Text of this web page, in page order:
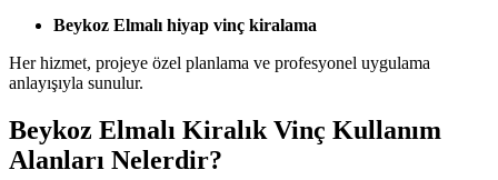
Beykoz Elmalı hiyap vinç kiralama
Her hizmet, projeye özel planlama ve profesyonel uygulama
anlayışıyla sunulur.
Beykoz Elmalı Kiralık Vinç Kullanım
Alanları Nelerdir?